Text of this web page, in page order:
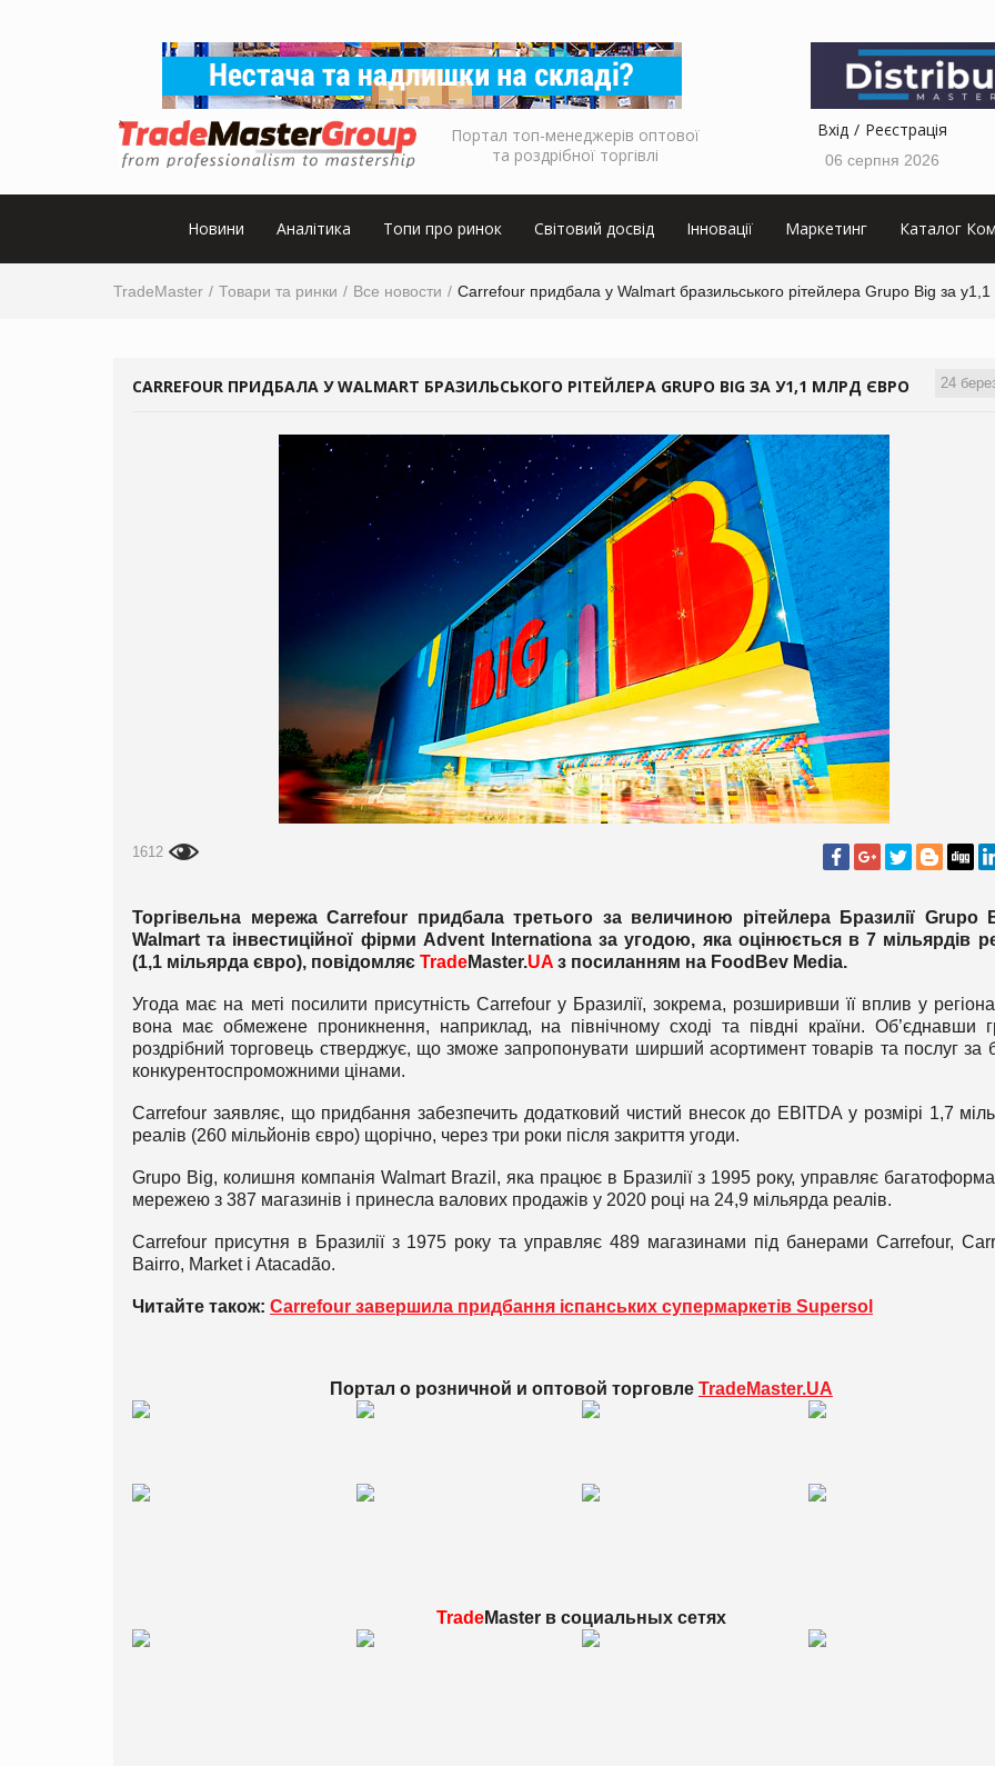
Портал топ-менеджерів оптової
та роздрібної торгівлі
Вхід Реєстрація
06 серпня 2026
Новини Аналітика Топи про ринок Світовий досвід Інновації Маркетинг Каталог
TradeMaster Товари та ринки Все новости Carrefour придбала у Walmart бразильського рітейлера Grupo Big за
24
CARREFOUR ПРИДБАЛА У WALMART БРАЗИЛЬСЬКОГО РІТЕЙЛЕРА GRUPO BIG ЗА У1,1 МЛРД ЄВРО
1612
Торгівельна мережа Carrefour придбала третього за величиною рітейлера Бразилії Grupo
Walmart та інвестиційної фірми Advent Internationa за угодою, яка оцінюється в 7 мільярдів
(1,1 мільярда євро), повідомляє TradeMaster.UA з посиланням на Food Bev Media.
Угода має на меті посилити присутність Carrefour у Бразилії, зокрема, розширивши її вплив у
вона має обмежене проникнення, наприклад, на північному сході та півдні країни. Об’єднавши
роздрібний торговець стверджує, що зможе запропонувати ширший асортимент товарів та послуг за
конкурентоспроможними цінами.
Carrefour заявляє, що придбання забезпечить додатковий чистий внесок до EBITDA у розмірі 1,7
реалів (260 мільйонів євро) щорічно, через три роки після закриття угоди.
Grupo Big, колишня компанія Walmart Brazil, яка працює в Бразилії з 1995 року, управляє
мережею з 387 магазинів і принесла валових продажів у 2020 році на 24,9 мільярда реалів.
Carrefour присутня в Бразилії з 1975 року та управляє 489 магазинами під банерами Carrefour,
Bairro, Market і Atacadão.
Читайте також: Carrefour завершила придбання іспанських супермаркетів Supersol
Портал о розничной и оптовой торговле TradeMaster.UA
TradeMaster в социальных сетях